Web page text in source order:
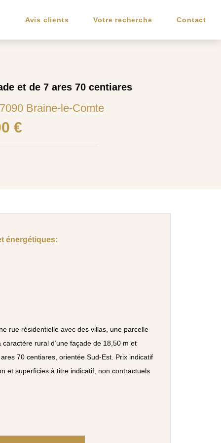
Avis clients Votre recherche Contact
et de 7 ares 70 centiares
Braine-le-Comte
€
énergétiques:
rue résidentielle avec des villas, une parcelle
caractère rural d’une façade de 18,50 m et
70 centiares, orientée Sud-Est. Prix indicatif
et superficies à titre indicatif, non contractuels